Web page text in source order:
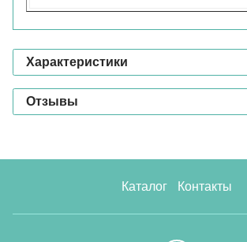
Характеристики
Отзывы
Каталог Контакты